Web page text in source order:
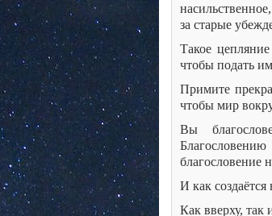
за старые
Такое
чтобы подать
Примите
чтобы мир
Вы
благословение
И как
Как вверху, так